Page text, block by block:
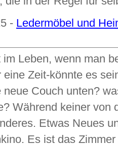
- Ledermöbel und
Leben, wenn man
Zeit-könnte es
Couch unten?
Während keiner von
Etwas Neues
Es ist das